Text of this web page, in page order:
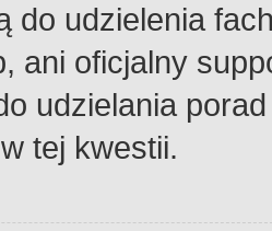
do udzielenia
ani oficjalny
udzielania
tej kwestii.